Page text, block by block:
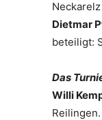
Dietmar
beteiligt:
Das
Willi
Reilingen.